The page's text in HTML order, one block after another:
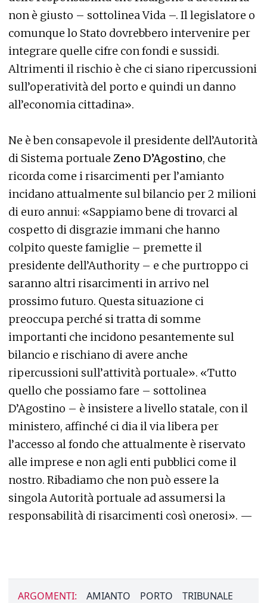
non è giusto – sottolinea Vida –. Il legislatore o
comunque lo Stato dovrebbero intervenire per
integrare quelle cifre con fondi e sussidi.
Altrimenti il rischio è che ci siano ripercussioni
sull’operatività del porto e quindi un danno
all’economia cittadina».
Ne è ben consapevole il presidente dell’Autorità
di Sistema portuale Zeno D’Agostino, che
ricorda come i risarcimenti per l’amianto
incidano attualmente sul bilancio per 2 milioni
di euro annui: «Sappiamo bene di trovarci al
cospetto di disgrazie immani che hanno
colpito queste famiglie – premette il
presidente dell’Authority – e che purtroppo ci
saranno altri risarcimenti in arrivo nel
prossimo futuro. Questa situazione ci
preoccupa perché si tratta di somme
importanti che incidono pesantemente sul
bilancio e rischiano di avere anche
ripercussioni sull’attività portuale». «Tutto
quello che possiamo fare – sottolinea
D’Agostino – è insistere a livello statale, con il
ministero, affinché ci dia il via libera per
l’accesso al fondo che attualmente è riservato
alle imprese e non agli enti pubblici come il
nostro. Ribadiamo che non può essere la
singola Autorità portuale ad assumersi la
responsabilità di risarcimenti così onerosi». —
ARGOMENTI: AMIANTO PORTO TRIBUNALE